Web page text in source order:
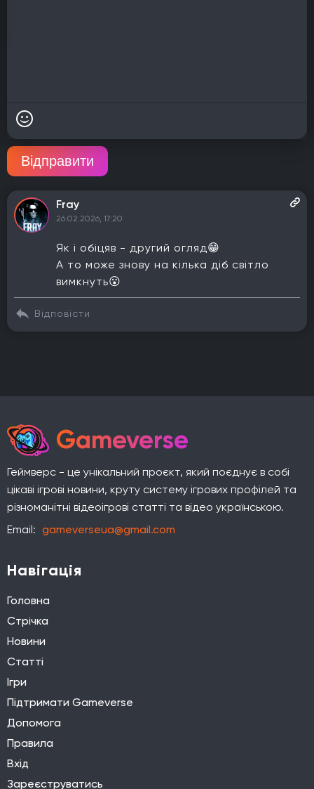
Відправити
Fray
26.02.2026, 17:20
Як і обіцяв - другий огляд😁
А то може знову на кілька діб світло
вимкнуть😮
Відповісти
Gameverse
Геймверс - це унікальний проєкт, який поєднує в собі
цікаві ігрові новини, круту систему ігрових профілей та
різноманітні відеоігрові статті та відео українською.
Email: gameverseua@gmail.com
Навігація
Головна
Стрічка
Новини
Статті
Ігри
Підтримати Gameverse
Допомога
Правила
Вхід
Зареєструватись